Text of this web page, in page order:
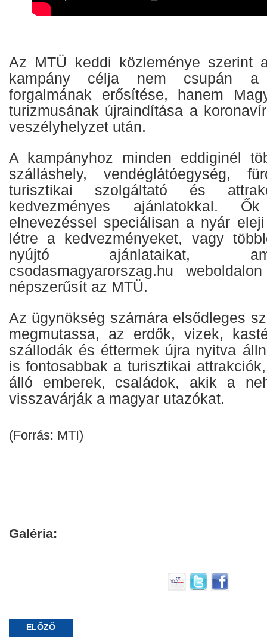
Az MTÜ keddi közleménye szerint
kampány célja nem csupán a
forgalmának erősítése, hanem
turizmusának újraindítása a
veszélyhelyzet után.
A kampányhoz minden eddiginél
szálláshely, vendéglátóegység,
turisztikai szolgáltató és
kedvezményes ajánlatokkal. Ők
elnevezéssel speciálisan a nyár
létre a kedvezményeket, vagy
nyújtó ajánlataikat,
csodasmagyarorszag.hu
népszerűsít az MTÜ.
Az ügynökség számára elsődleges
megmutassa, az erdők, vizek,
szállodák és éttermek újra nyitva
is fontosabbak a turisztikai
álló emberek, családok, akik a
visszavárják a magyar utazókat.
(Forrás: MTI)
Galéria:
ELŐZŐ